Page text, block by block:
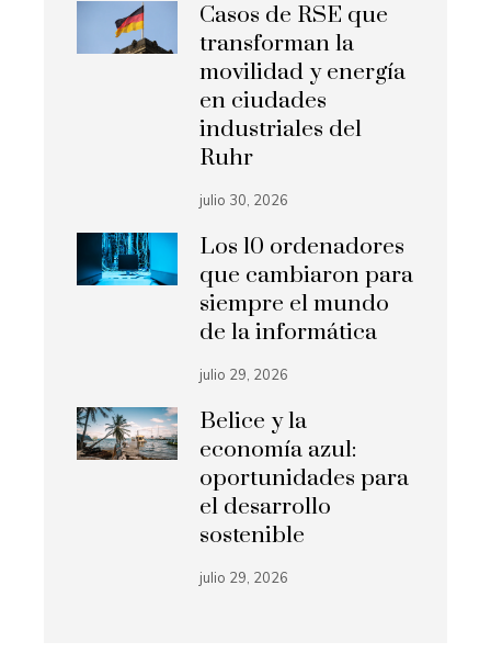
Casos de RSE que
transforman la
movilidad y energía
en ciudades
industriales del
Ruhr
julio 30, 2026
Los 10 ordenadores
que cambiaron para
siempre el mundo
de la informática
julio 29, 2026
Belice y la
economía azul:
oportunidades para
el desarrollo
sostenible
julio 29, 2026